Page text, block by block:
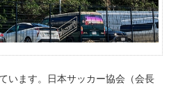
います。日本サッカー協会（会長